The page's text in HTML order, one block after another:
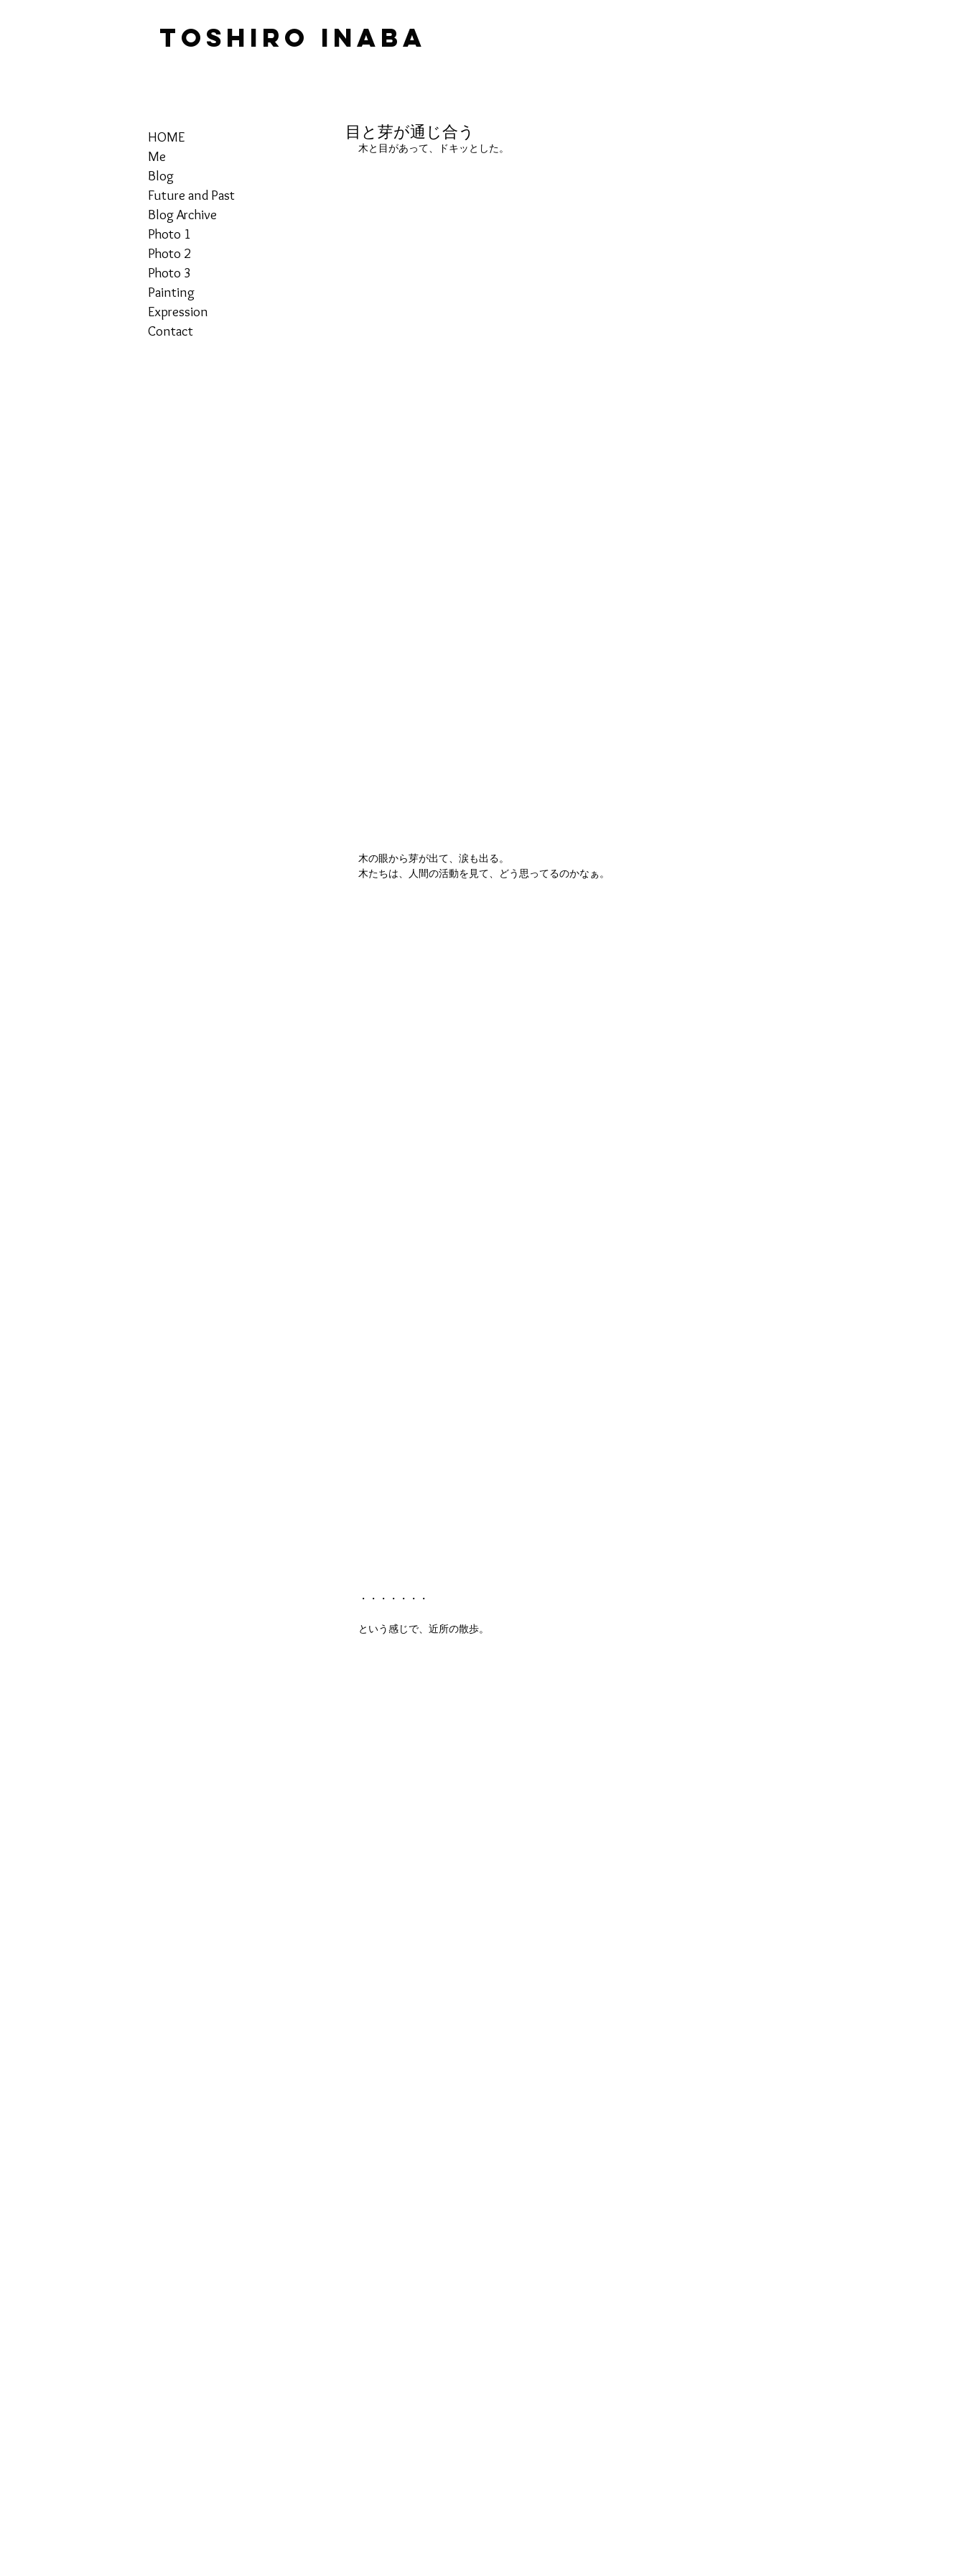
TOSHIRO INABA
目と芽が通じ合う
木と目があって、ドキッとした。
木の眼から芽が出て、涙も出る。
木たちは、人間の活動を見て、どう思ってるのかなぁ。
・・・・・・・
という感じで、近所の散歩。
HOME
Me
Blog
Future and Past
Blog Archive
Photo 1
Photo 2
Photo 3
Painting
Expression
Contact